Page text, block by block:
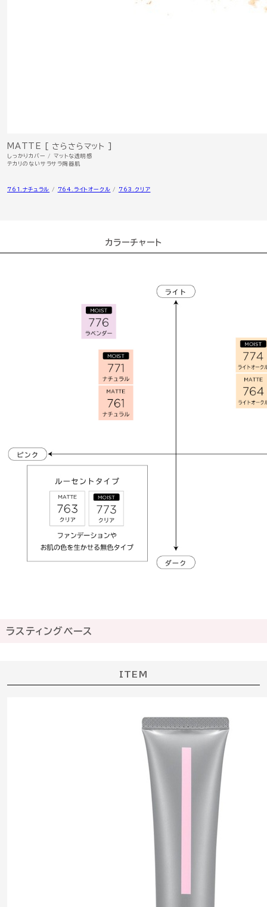
MATTE [ さらさらマット ]
しっかりカバー / マットな透明感
テカリのないサラサラ陶器肌
761.ナチュラル / 764.ライトオークル / 763.クリア
カラーチャート
ラスティングベース
ITEM